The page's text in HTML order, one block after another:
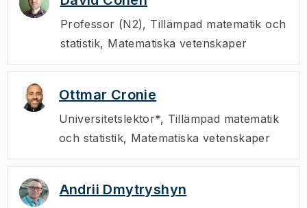
Professor (N2), Tillämpad matematik och
statistik, Matematiska vetenskaper
Ottmar Cronie
Universitetslektor*, Tillämpad matematik
och statistik, Matematiska vetenskaper
Andrii Dmytryshyn